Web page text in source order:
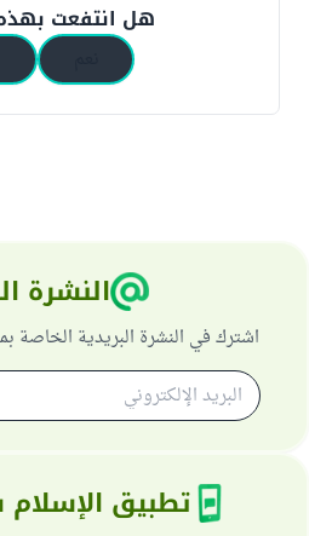
هل انتفعت بهذه
النشرة
اشترك في النشرة البريدية الخاصة
تطبيق